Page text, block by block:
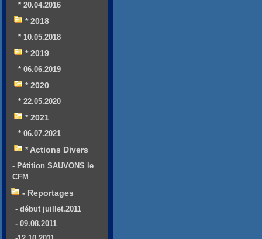
* 20.04.2016
* 2018
* 10.05.2018
* 2019
* 06.06.2019
* 2020
* 22.05.2020
* 2021
* 06.07.2021
* Actions Divers
- Pétition SAUVONS le
CFM
- Reportages
- début juillet.2011
- 09.08.2011